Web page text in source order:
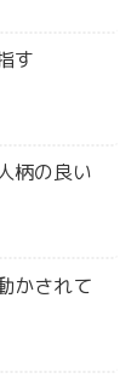
す
柄の良い
かされて